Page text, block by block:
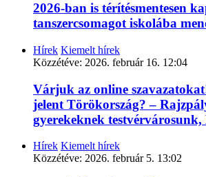
2026-ban is térítésmentesen
tanszercsomagot iskolába
Hírek Kiemelt hírek
Közzétéve: 2026. február 16. 12:04
Várjuk az online
jelent Törökország? –
gyerekeknek testvérvárosunk,
Hírek Kiemelt hírek
Közzétéve: 2026. február 5. 13:02